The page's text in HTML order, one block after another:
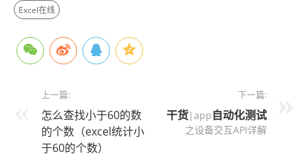
Excel在线
上一篇:
怎么查找小于60的数
的个数（excel统计小
于60的个数）
下一篇:
干货|app自动化测试
之设备交互API详解